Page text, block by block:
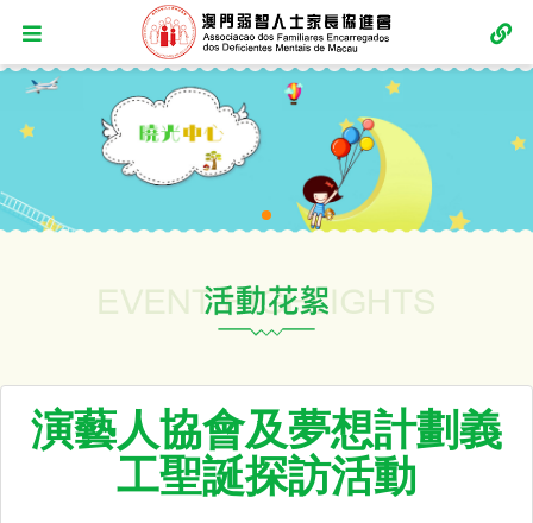
演藝人協會及夢想計劃義
工聖誕探訪活動